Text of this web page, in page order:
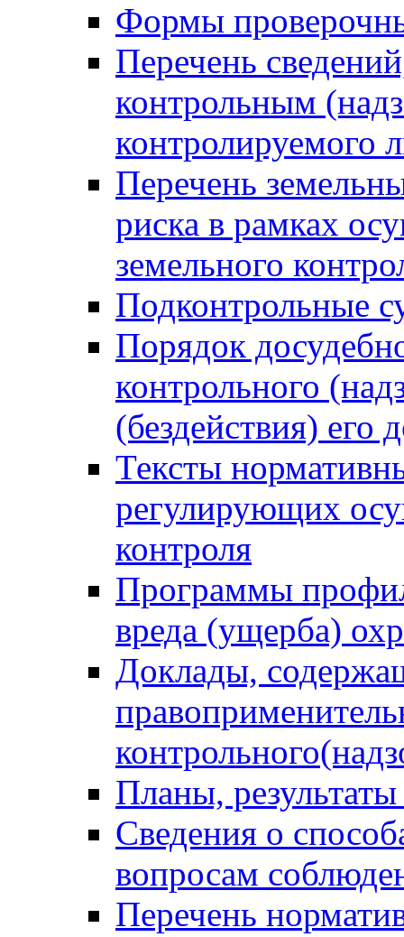
Формы
Перечень
контрольным
контролируемого
Перечень
риска в рамках
земельного
Подконтрольные
Порядок
контрольного
(бездействия)
Тексты
регулирующих
контроля
Программы
вреда (ущерба)
Доклады,
Планы,
Сведения о
вопросам
Перечень